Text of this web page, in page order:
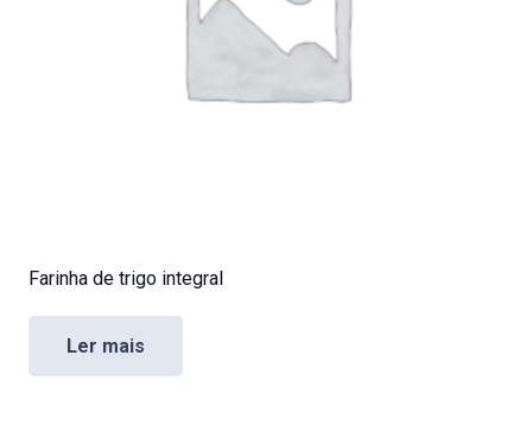
Farinha de trigo integral
Ler mais